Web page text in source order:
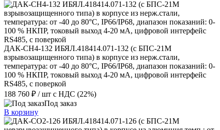
ДАК-СН4-132 ИБЯЛ.418414.071-132 (с БПС-21М
взрывозащищенного типа) в корпусе из нерж.стали,
температура: от -40 до 80°С, IP66/IP68, диапазон показаний: 0-
100 % НКПР, токовый выход 4-20 мА, цифровой интерфейс
RS485, с поверкой
188 760 ₽ / шт с НДС (22%)
Под заказ
В корзину